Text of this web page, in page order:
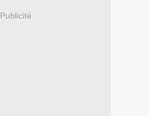
Publicité